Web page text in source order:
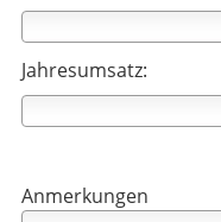
Jahresumsatz:
Anmerkungen